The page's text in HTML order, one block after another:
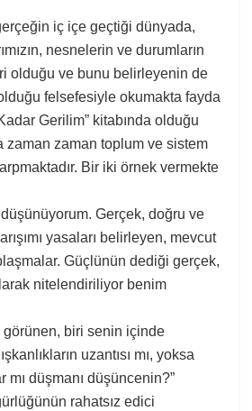
iç içe geçtiği dünyada,
nesnelerin ve durumların
olduğu ve bunu belirleyenin de
felsefesiyle okumakta fayda
Gerilim” kitabında olduğu
zaman zaman toplum ve sistem
Bir iki örnek vermekte
Gerçek, doğru ve
yasaları belirleyen, mevcut
Güçlünün dediği gerçek,
nitelendiriliyor benim
görünen, biri senin içinde
uzantısı mı, yoksa
düşmanı düşüncenin?”
rahatsız edici